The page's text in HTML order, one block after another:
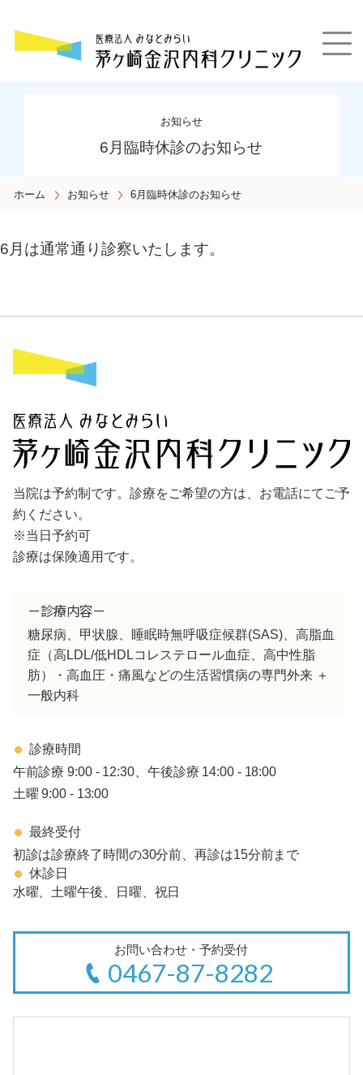
お知らせ
6月臨時休診のお知らせ
ホーム お知らせ 6月臨時休診のお知らせ
6月は通常通り診察いたします。
当院は予約制です。診療をご希望の方は、お電話にてご予
約ください。
※当日予約可
診療は保険適用です。
－診療内容－
糖尿病、甲状腺、睡眠時無呼吸症候群(SAS)、高脂血
症（高LDL/低HDLコレステロール血症、高中性脂
肪）・高血圧・痛風などの生活習慣病の専門外来 ＋
一般内科
診療時間
午前診療 9:00 - 12:30、午後診療 14:00 - 18:00
土曜 9:00 - 13:00
最終受付
初診は診療終了時間の30分前、再診は15分前まで
休診日
水曜、土曜午後、日曜、祝日
お問い合わせ・予約受付
0467-87-8282